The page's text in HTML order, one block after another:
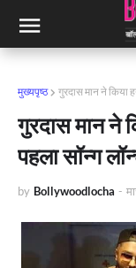
मुख्यपृष्ठ गुरदास मान ने किया
गुरदास मान ने
पहला सॉन्ग
by Bollywoodlocha -